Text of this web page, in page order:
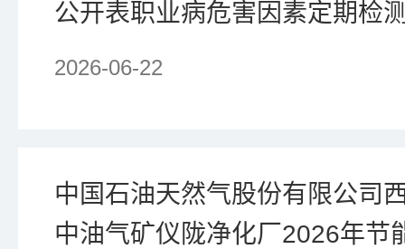
公开表职业病危害因素定期检
2026-06-22
中国石油天然气股份有限公司
中油气矿仪陇净化厂2026年节